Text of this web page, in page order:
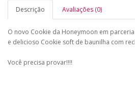
Descrição Avaliações (0)
O novo Cookie da Honeymoon em
e delicioso Cookie soft de baunilha com
Você precisa provar!!!!